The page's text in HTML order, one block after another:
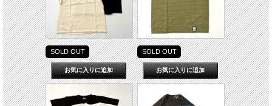
SOLD OUT SOLD OUT